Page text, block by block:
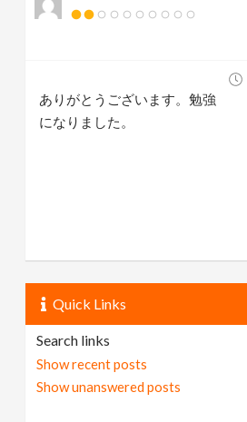
ありがとうございます。勉強
になりました。
Quick Links
Search links
Show recent posts
Show unanswered posts